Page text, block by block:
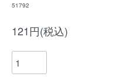
51792
121円(税込)